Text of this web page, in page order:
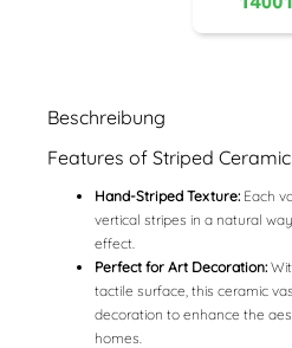
Beschreibung
Features of Striped
Hand-Striped Texture: Each
vertical stripes in a natural
effect.
Perfect for Art Decoration:
tactile surface, this ceramic
decoration to enhance the
homes.